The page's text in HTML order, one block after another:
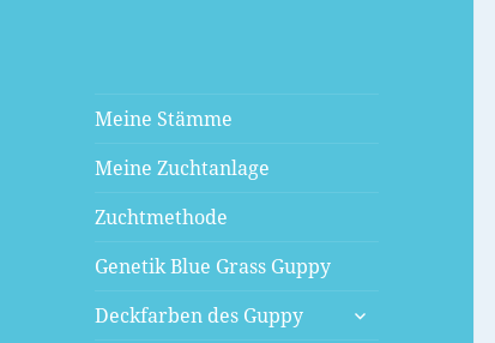
Meine Stämme
Meine Zuchtanlage
Zuchtmethode
Genetik Blue Grass Guppy
Deckfarben des Guppy
untermenü